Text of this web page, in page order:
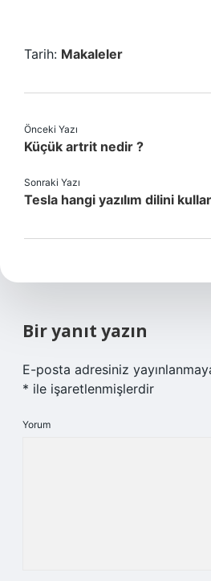
Tarih: Makaleler
Önceki Yazı
Küçük artrit nedir ?
Sonraki Yazı
Tesla hangi yazılım dilini
Bir yanıt yazın
E-posta adresiniz
* ile işaretlenmişlerdir
Yorum